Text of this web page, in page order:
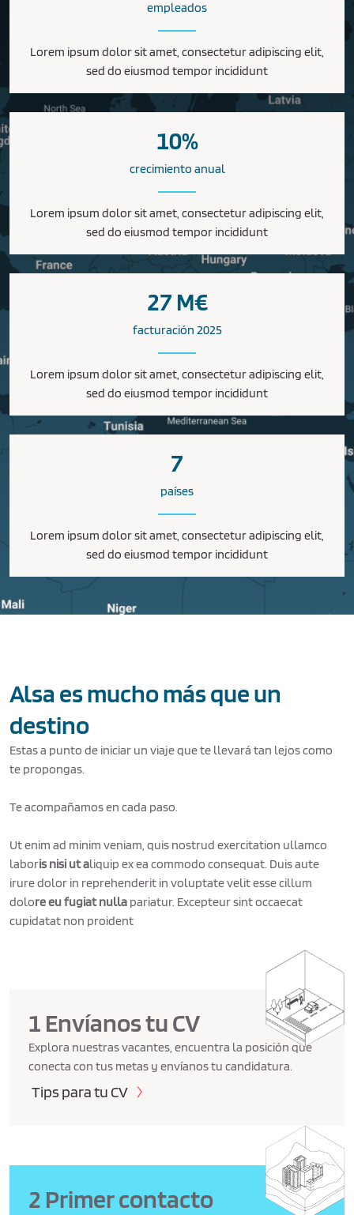
empleados
Lorem ipsum dolor sit amet, consectetur adipiscing elit,
sed do eiusmod tempor incididunt
10%
crecimiento anual
Lorem ipsum dolor sit amet, consectetur adipiscing elit,
sed do eiusmod tempor incididunt
27 M€
facturación 2025
Lorem ipsum dolor sit amet, consectetur adipiscing elit,
sed do eiusmod tempor incididunt
7
países
Lorem ipsum dolor sit amet, consectetur adipiscing elit,
sed do eiusmod tempor incididunt
Alsa es mucho más que un
destino
Estas a punto de iniciar un viaje que te llevará tan lejos como
te propongas.
Te acompañamos en cada paso.
Ut enim ad minim veniam, quis nostrud exercitation ullamco
laboris nisi ut aliquip ex ea commodo consequat. Duis aute
irure dolor in reprehenderit in voluptate velit esse cillum
dolore eu fugiat nulla pariatur. Excepteur sint occaecat
cupidatat non proident
1 Envíanos tu CV
Explora nuestras vacantes, encuentra la posición que
conecta con tus metas y envíanos tu candidatura.
Tips para tu CV
2 Primer contacto